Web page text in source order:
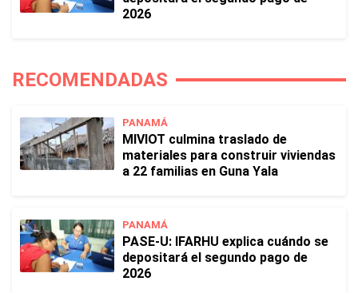
2026
RECOMENDADAS
PANAMÁ
MIVIOT culmina traslado de
materiales para construir viviendas
a 22 familias en Guna Yala
PANAMÁ
PASE-U: IFARHU explica cuándo se
depositará el segundo pago de
2026